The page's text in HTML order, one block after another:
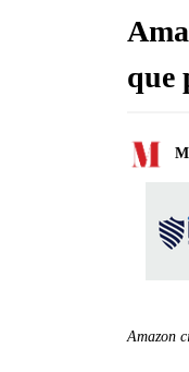
que
Amazon